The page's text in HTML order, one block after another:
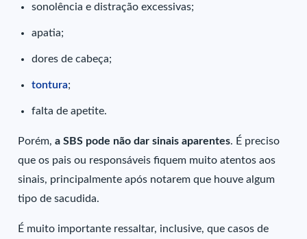
sonolência e distração excessivas;
apatia;
dores de cabeça;
tontura;
falta de apetite.
Porém,a SBS pode não dar sinais aparentes. É preciso
que os pais ou responsáveis fiquem muito atentos aos
sinais, principalmente após notarem que houve algum
tipo de sacudida.
É muito importante ressaltar, inclusive, que casos de